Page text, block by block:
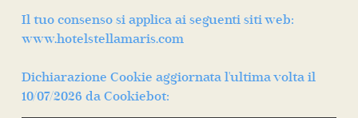
Il tuo consenso si applica ai seguenti siti web:
www.hotelstellamaris.com
Dichiarazione Cookie aggiornata l'ultima volta il
10/07/2026 da Cookiebot: